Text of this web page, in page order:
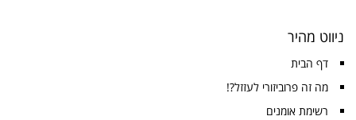
ניווט מהיר
דף הבית
מה זה פרוביזורי לעזזל?!
רשימת אומנים